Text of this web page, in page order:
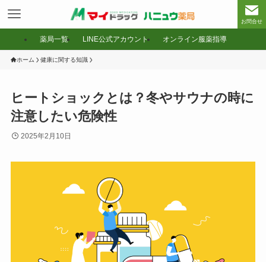
お問合せ
薬局一覧 LINE公式アカウント オンライン服薬指導
ホーム 健康に関する知識
ヒートショックとは？冬やサウナの時に
注意したい危険性
2025年2月10日